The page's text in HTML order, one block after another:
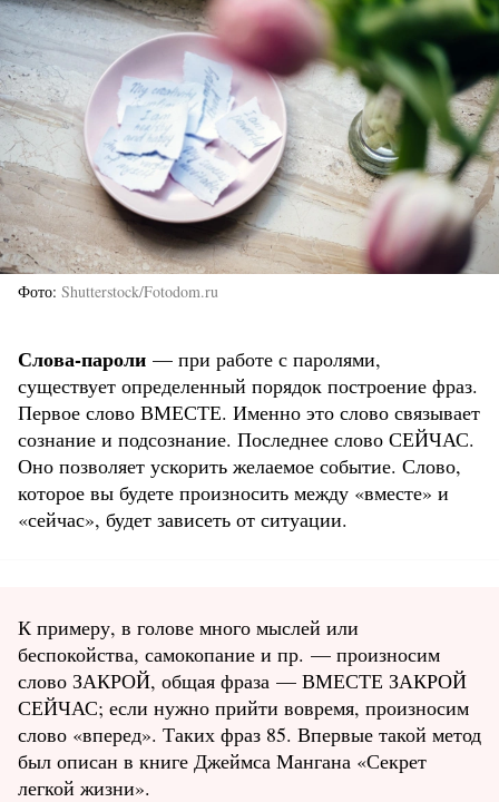
Фото Shutterstock/Fotodom.ru
Слова-пароли — при работе с паролями,
существует определенный порядок построение фраз.
Первое слово ВМЕСТЕ. Именно это слово связывает
сознание и подсознание. Последнее слово СЕЙЧАС.
Оно позволяет ускорить желаемое событие. Слово,
которое вы будете произносить между «вместе» и
«сейчас», будет зависеть от ситуации.
К примеру, в голове много мыслей или
беспокойства, самокопание и пр. — произносим
слово ЗАКРОЙ, общая фраза — ВМЕСТЕ ЗАКРОЙ
СЕЙЧАС; если нужно прийти вовремя, произносим
слово «вперед». Таких фраз 85. Впервые такой метод
был описан в книге Джеймса Мангана «Секрет
легкой жизни».